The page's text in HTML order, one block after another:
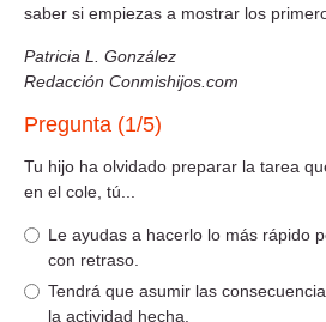
saber si empiezas a mostrar los
Patricia L. González
Redacción Conmishijos.com
Pregunta (1/5)
Tu hijo ha olvidado preparar la tarea
en el cole, tú...
Le ayudas a hacerlo lo más rápido
con retraso.
Tendrá que asumir las
la actividad hecha.